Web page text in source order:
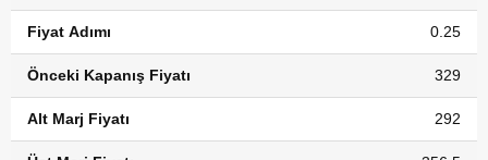
Fiyat Adımı 0.25
Önceki Kapanış Fiyatı 329
Alt Marj Fiyatı 292